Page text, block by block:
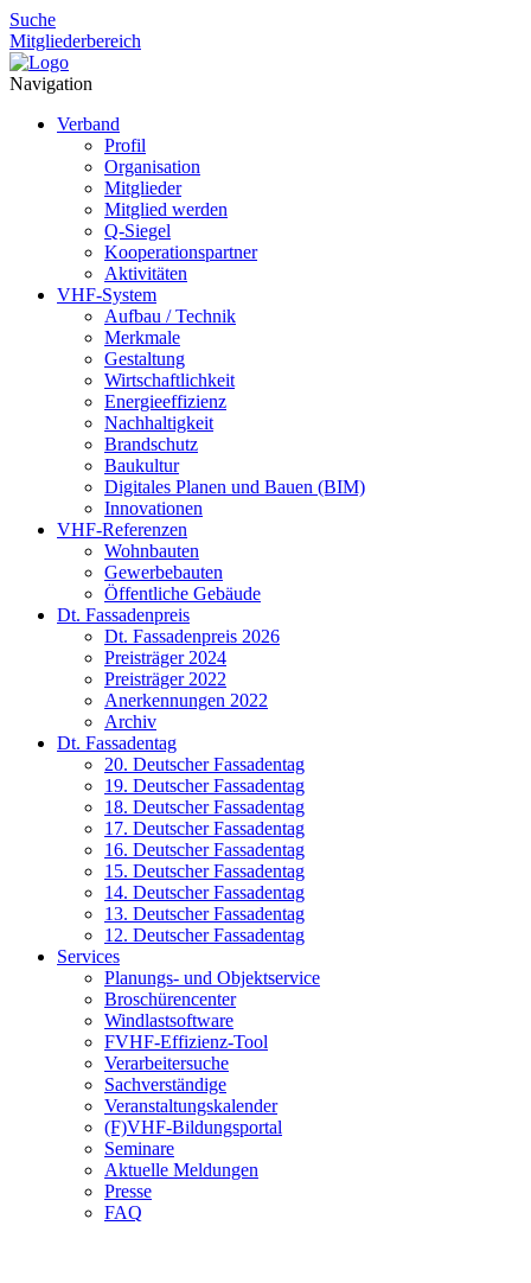
Suche
Mitgliederbereich
Navigation
Verband
Profil
Organisation
Mitglieder
Mitglied werden
Q-Siegel
Kooperationspartner
Aktivitäten
VHF-System
Aufbau / Technik
Merkmale
Gestaltung
Wirtschaftlichkeit
Energieeffizienz
Nachhaltigkeit
Brandschutz
Baukultur
Digitales Planen und Bauen (BIM)
Innovationen
VHF-Referenzen
Wohnbauten
Gewerbebauten
Öffentliche Gebäude
Dt. Fassadenpreis
Dt. Fassadenpreis 2026
Preisträger 2024
Preisträger 2022
Anerkennungen 2022
Archiv
Dt. Fassadentag
20. Deutscher Fassadentag
19. Deutscher Fassadentag
18. Deutscher Fassadentag
17. Deutscher Fassadentag
16. Deutscher Fassadentag
15. Deutscher Fassadentag
14. Deutscher Fassadentag
13. Deutscher Fassadentag
12. Deutscher Fassadentag
Services
Planungs- und Objektservice
Broschürencenter
Windlastsoftware
FVHF-Effizienz-Tool
Verarbeitersuche
Sachverständige
Veranstaltungskalender
(F)VHF-Bildungsportal
Seminare
Aktuelle Meldungen
Presse
FAQ